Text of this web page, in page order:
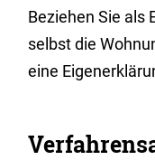
Beziehen Sie als
selbst die
eine